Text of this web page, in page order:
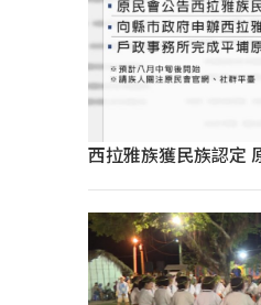
西拉雅族獲民族認定